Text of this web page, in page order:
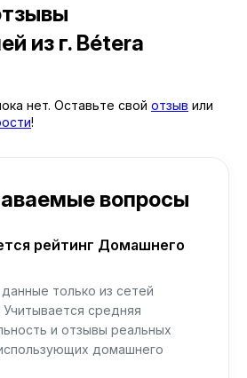
из г. Bétera
нет. Оставьте свой отзыв или
!
вопросы
рейтинг Домашнего
только из сетей
средняя
и отзывы реальных
домашнего